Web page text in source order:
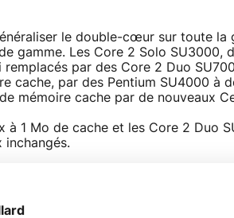
le double-cœur sur toute la
gamme. Les Core 2 Solo
remplacés par des Core 2 Duo
cache, par des Pentium SU4000 à
mémoire cache par de nouveaux
à 1 Mo de cache et les Core 2 Duo
inchangés.